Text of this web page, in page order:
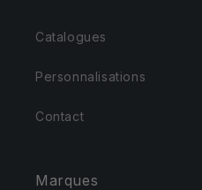
Catalogues
Personnalisations
Contact
Marques